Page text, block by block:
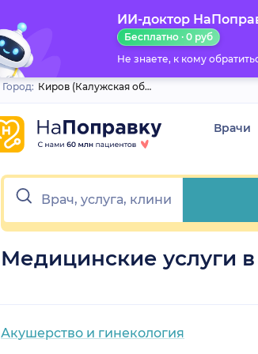
ИИ-доктор
Бесплатно · 0 руб
Не знаете, к кому
Город: Киров (Калужская обл.)
Врачи
Медицинские услуги
Акушерство и гинекология